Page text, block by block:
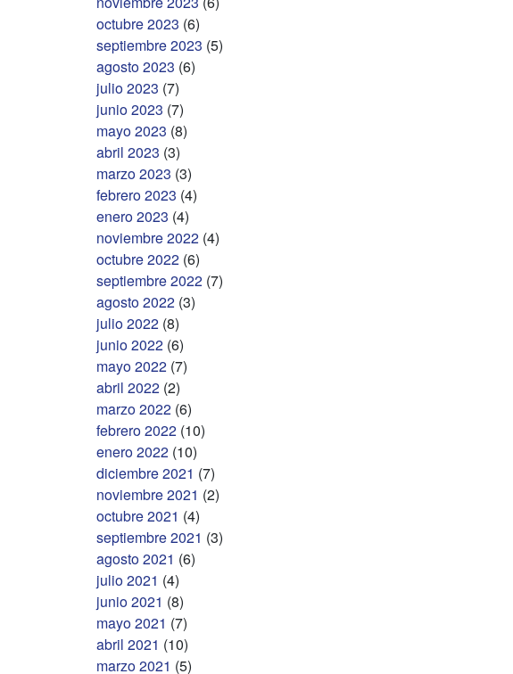
octubre 2023 (6)
septiembre 2023 (5)
agosto 2023 (6)
julio 2023 (7)
junio 2023 (7)
mayo 2023 (8)
abril 2023 (3)
marzo 2023 (3)
febrero 2023 (4)
enero 2023 (4)
noviembre 2022 (4)
octubre 2022 (6)
septiembre 2022 (7)
agosto 2022 (3)
julio 2022 (8)
junio 2022 (6)
mayo 2022 (7)
abril 2022 (2)
marzo 2022 (6)
febrero 2022 (10)
enero 2022 (10)
diciembre 2021 (7)
noviembre 2021 (2)
octubre 2021 (4)
septiembre 2021 (3)
agosto 2021 (6)
julio 2021 (4)
junio 2021 (8)
mayo 2021 (7)
abril 2021 (10)
marzo 2021 (5)